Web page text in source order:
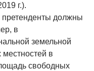
г.).
претенденты должны
в
земельной
в
свободных